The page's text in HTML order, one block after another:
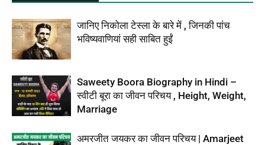
जानिए निकोला टेस्ला के बारे में , जिनकी पांच
भविष्यवाणियां सही साबित हुईं
Saweety Boora Biography in Hindi –
स्वीटी बूरा का जीवन परिचय , Height, Weight,
Marriage
अमरजीत जयकर का जीवन परिचय | Amarjeet